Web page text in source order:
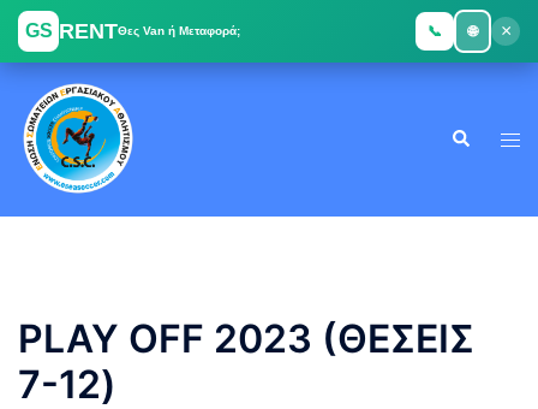
GS RENTΘες Van ή Μεταφορά; 📞 🌐 ×
Skip
content
Search
PLAY OFF 2023 (ΘΕΣΕΙΣ
7-12)